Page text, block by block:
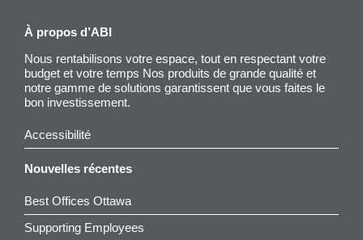
À propos d’ABI
Nous rentabilisons votre espace, tout en respectant votre
budget et votre temps Nos produits de grande qualité et
notre gamme de solutions garantissent que vous faites le
bon investissement.
Accessibilité
Nouvelles récentes
Best Offices Ottawa
Supporting Employees